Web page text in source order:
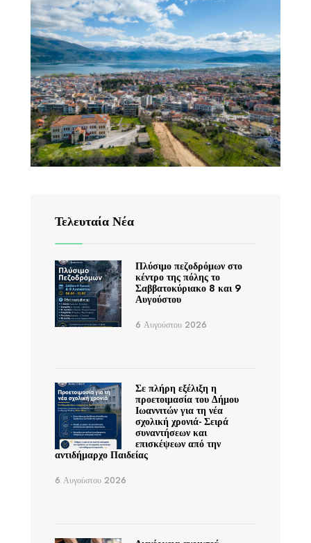
Τελευταία Νέα
Πλύσιμο πεζοδρόμων στο
κέντρο της πόλης το
Σαββατοκύριακο 8 και 9
Αυγούστου
6 Αυγούστου 2026
Σε πλήρη εξέλιξη η
προετοιμασία του Δήμου
Ιωαννιτών για τη νέα
σχολική χρονιά- Σειρά
συναντήσεων και
επισκέψεων από την
αντιδήμαρχο Παιδείας
6 Αυγούστου 2026